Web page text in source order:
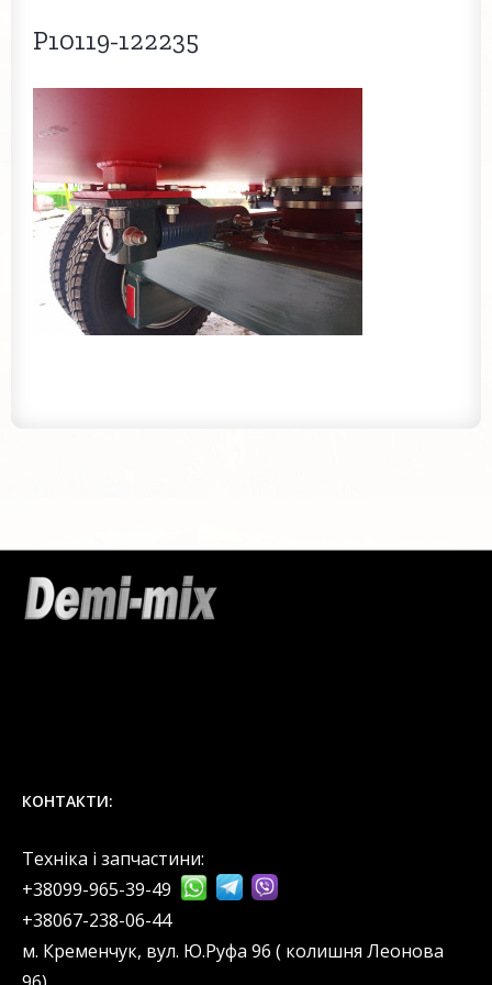
P10119-122235
КОНТАКТИ:
Техніка і запчастини:
+38099-965-39-49
‎+38067-238-06-44
м. Кременчук, вул. Ю.Руфа 96 ( колишня Леонова